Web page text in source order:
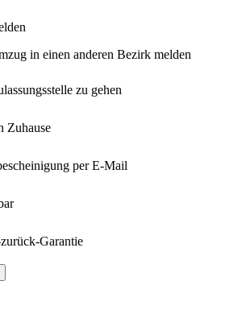
in einen anderen Bezirk melden
zu gehen
Zuhause
per E-Mail
Garantie